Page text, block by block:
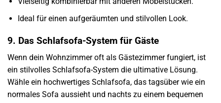
Ideal für einen aufgeräumten und stilvollen Look.
9. Das Schlafsofa-System für Gäste
Wenn dein Wohnzimmer oft als Gästezimmer fungiert, ist
ein stilvolles Schlafsofa-System die ultimative Lösung.
Wähle ein hochwertiges Schlafsofa, das tagsüber wie ein
normales Sofa aussieht und nachts zu einem bequemen